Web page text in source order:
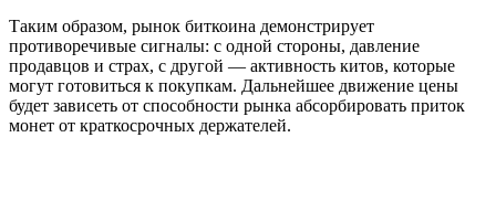
Таким образом, рынок биткоина демонстрирует
противоречивые сигналы: с одной стороны, давление
продавцов и страх, с другой — активность китов, которые
могут готовиться к покупкам. Дальнейшее движение цены
будет зависеть от способности рынка абсорбировать приток
монет от краткосрочных держателей.